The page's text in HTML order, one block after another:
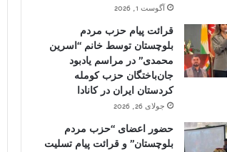
آگوست 1, 2026
قرائت پیام حزب مردم
بلوچستان توسط خانم “اسرین
محمدی” در مراسم یادبود
جان‌باختگان حزب کومله
کردستان ایران در کانادا
جولای 26, 2026
حضور اعضای “حزب مردم
بلوچستان” و قرائت پیام تسلیت